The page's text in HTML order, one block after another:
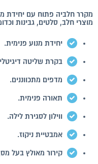
מקרר חלביה פתוח עם יחידת
מוצרי חלב, סלטים, גבינות
יחידת מנוע פנימית.
בקרת שליטה
מדפים מתכווננים.
תאורה פנימית.
ווילון לסגירת לילה.
אמבטיית ניקוז.
קירור מאולץ בעל